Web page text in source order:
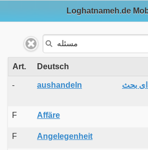
Loghatnameh.de
Art. Deutsch
- aushandeln
بحث
F Affäre
F Angelegenheit